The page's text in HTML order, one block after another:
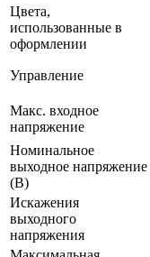
Цвета,
использованные в
оформлении
Управление
Макс. входное
напряжение
Номинальное
выходное напряжение
(В)
Искажения
выходного
напряжения